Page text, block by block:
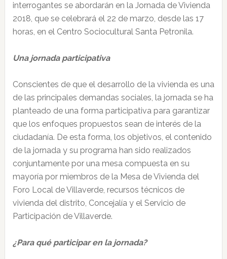
interrogantes se abordarán en la Jornada de Vivienda
2018, que se celebrará el 22 de marzo, desde las 17
horas, en el Centro Sociocultural Santa Petronila.
Una jornada participativa
Conscientes de que el desarrollo de la vivienda es una
de las principales demandas sociales, la jornada se ha
planteado de una forma participativa para garantizar
que los enfoques propuestos sean de interés de la
ciudadanía. De esta forma, los objetivos, el contenido
de la jornada y su programa han sido realizados
conjuntamente por una mesa compuesta en su
mayoría por miembros de la Mesa de Vivienda del
Foro Local de Villaverde, recursos técnicos de
vivienda del distrito, Concejalía y el Servicio de
Participación de Villaverde.
¿Para qué participar en la jornada?